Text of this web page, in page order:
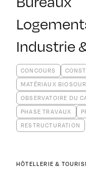
Industrie
CONCOURS
MATÉRIAUX
OBSERVATOIRE DU
PHASE TRAVAUX
RESTRUCTURATION
HÔTELLERIE &